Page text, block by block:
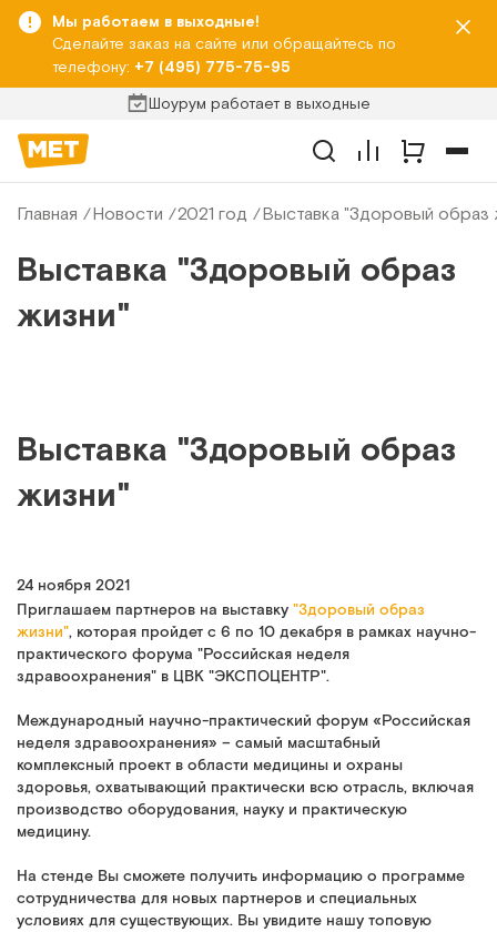
Мы работаем в выходные!
Сделайте заказ на сайте или обращайтесь по
телефону: +7 (495) 775-75-95
Шоурум работает в выходные
Главная Новости 2021 год Выставка "Здоровый образ
Выставка "Здоровый образ
жизни"
Выставка "Здоровый образ
жизни"
24 ноября 2021
Приглашаем партнеров на выставку "Здоровый образ
жизни", которая пройдет с 6 по 10 декабря в рамках научно-
практического форума "Российская неделя
здравоохранения" в ЦВК "ЭКСПОЦЕНТР".
Международный научно-практический форум «Российская
неделя здравоохранения» – самый масштабный
комплексный проект в области медицины и охраны
здоровья, охватывающий практически всю отрасль, включая
производство оборудования, науку и практическую
медицину.
На стенде Вы сможете получить информацию о программе
сотрудничества для новых партнеров и специальных
условиях для существующих. Вы увидите нашу топовую